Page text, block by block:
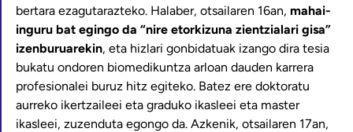
bertara ezagutarazteko. Halaber, otsailaren 16an, mahai-
inguru bat egingo da “nire etorkizuna zientzialari gisa”
izenburuarekin, eta hizlari gonbidatuak izango dira tesia
bukatu ondoren biomedikuntza arloan dauden karrera
profesionalei buruz hitz egiteko. Batez ere doktoratu
aurreko ikertzaileei eta graduko ikasleei eta master
ikasleei, zuzenduta egongo da. Azkenik, otsailaren 17an,